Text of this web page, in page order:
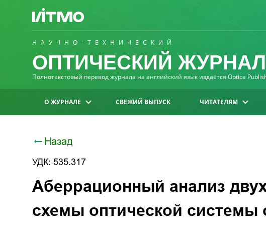
НАУЧНО-ТЕХНИЧЕСКИЙ
ОПТИЧЕСКИЙ ЖУРНАЛ
Полнотекстовый перевод журнала на английский язык издаётся Optica
О ЖУРНАЛЕ СВЕЖИЙ ВЫПУСК ЧИТАТЕЛЯМ
Назад
УДК: 535.317
Аберрационный анализ
схемы оптической системы